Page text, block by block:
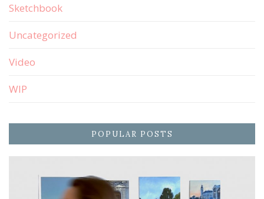
Sketchbook
Uncategorized
Video
WIP
POPULAR POSTS